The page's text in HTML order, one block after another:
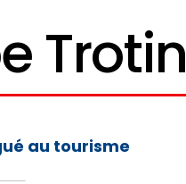
Trotin
au tourisme